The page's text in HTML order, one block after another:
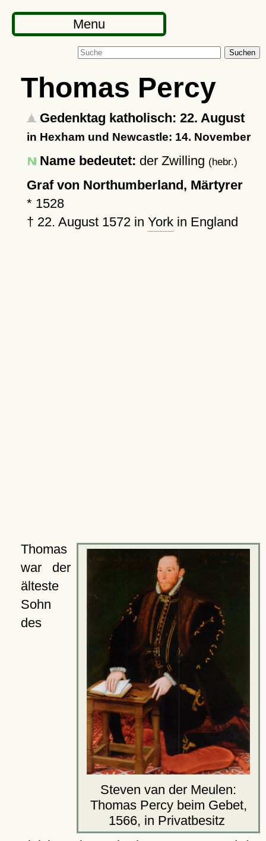
Menu
Suchen
Thomas Percy
Gedenktag katholisch: 22. August
in Hexham und Newcastle: 14. November
Name bedeutet: der Zwilling (hebr.)
Graf von Northumberland, Märtyrer
* 1528
† 22. August 1572in Yorkin England
Steven van der Meulen:
Thomas Percy beim Gebet,
1566, in Privatbesitz
Thomas
war der
älteste
Sohn
des